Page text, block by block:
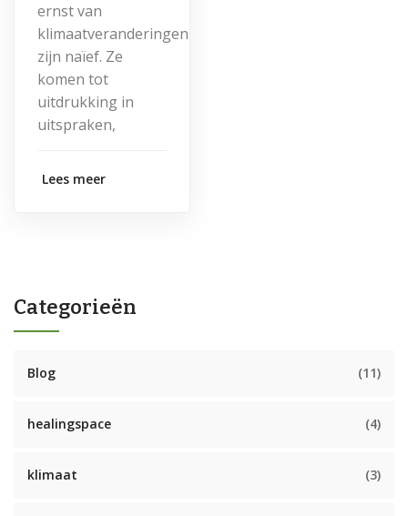
ernst van
klimaatveranderingen
zijn naïef. Ze
komen tot
uitdrukking in
uitspraken,
Lees meer
Categorieën
Blog (11)
healingspace (4)
klimaat (3)